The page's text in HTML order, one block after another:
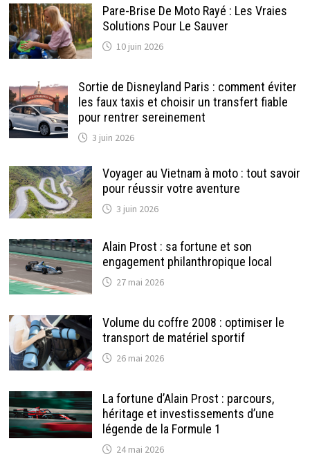
Pare-Brise De Moto Rayé : Les Vraies
Solutions Pour Le Sauver
10 juin 2026
Sortie de Disneyland Paris : comment éviter
les faux taxis et choisir un transfert fiable
pour rentrer sereinement
3 juin 2026
Voyager au Vietnam à moto : tout savoir
pour réussir votre aventure
3 juin 2026
Alain Prost : sa fortune et son
engagement philanthropique local
27 mai 2026
Volume du coffre 2008 : optimiser le
transport de matériel sportif
26 mai 2026
La fortune d’Alain Prost : parcours,
héritage et investissements d’une
légende de la Formule 1
24 mai 2026